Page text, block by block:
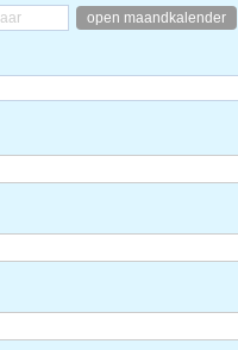
open maandkalender